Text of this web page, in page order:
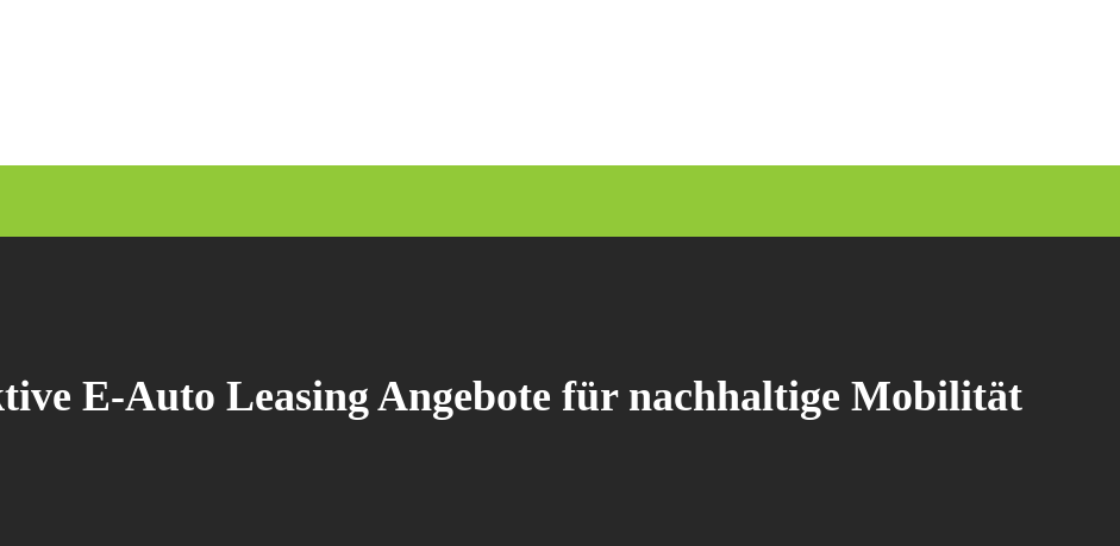
E-Auto Leasing Angebote für nachhaltige Mobilität